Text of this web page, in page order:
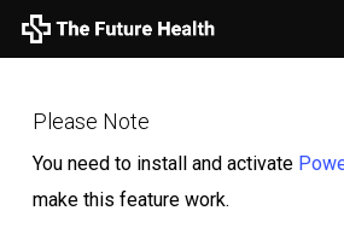
Skip
to
contentPlease Note
You need to install and activate
make this feature work.